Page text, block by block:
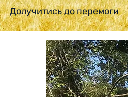
Долучитись до перемоги